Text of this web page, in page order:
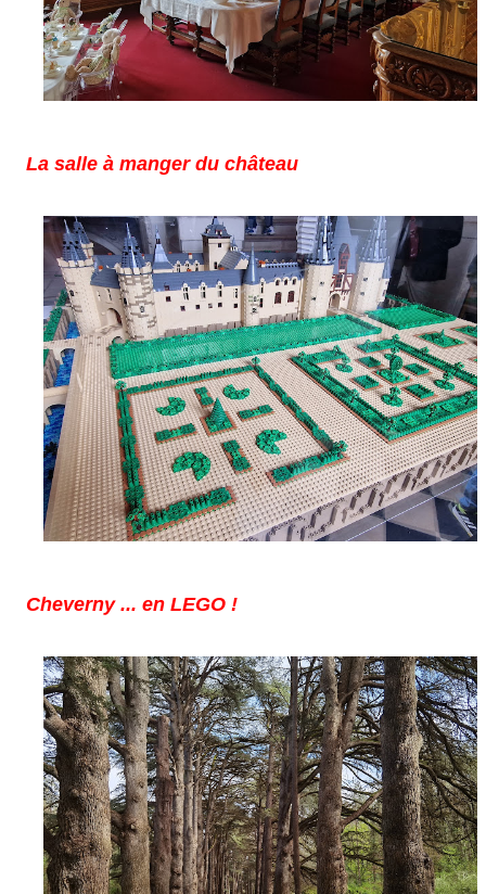
La salle à manger du château
Cheverny ... en LEGO !